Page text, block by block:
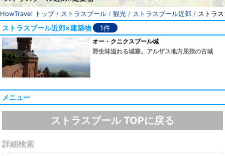
HowTravel トップ/ ストラスブール / 観光 / ストラスブール近郊 / ストラ
ストラスブール近郊×建築物 1件
オー・クニクスブール城
野生味溢れる城塞。アルザス地方屈指の古城
メニュー
ストラスブール TOPに戻る
詳細検索